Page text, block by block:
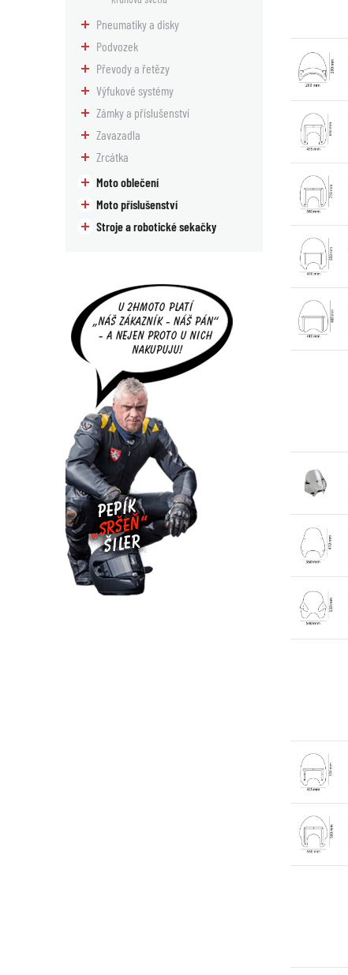
Pneumatiky a disky
Podvozek
Převody a řetězy
Výfukové systémy
Zámky a příslušenství
Zavazadla
Zrcátka
Moto oblečení
Moto příslušenství
Stroje a robotické sekačky